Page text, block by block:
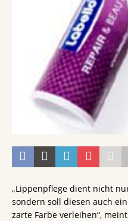
„Lippenpflege dient nicht
sondern soll diesen auch
zarte Farbe verleihen“,